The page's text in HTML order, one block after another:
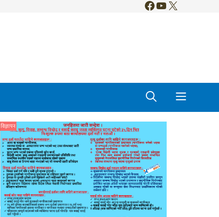
Facebook
YouTube
X
विज्ञापन